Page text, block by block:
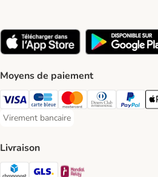
Moyens de paiement
Visa Payment Method
carte bleue Payment Method
Master Card Payment
Diners Club
Paypal
Virement bancaire
Virement bancaire Payment Method
Livraison
Chronopost Shipping Method
GLS Shipping Method